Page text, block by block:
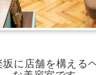
に店舗を構える